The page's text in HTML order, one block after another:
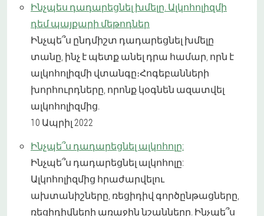
Ինչպես դադարեցնել խմելը. Ալկոհոլիզմի
դեմ պայքարի մեթոդներ
Ինչպե՞ս ընդմիշտ դադարեցնել խմելը
տանը, ինչ է պետք անել դրա համար, որն է
ալկոհոլիզմի վտանգը։Հոգեբանների
խորհուրդները, որոնք կօգնեն ազատվել
ալկոհոլիզմից.
10 Ապրիլ 2022
Ինչպե՞ս դադարեցնել ալկոհոլը:
Ինչպե՞ս դադարեցնել ալկոհոլը:
Ալկոհոլիզմից հրաժարվելու
ախտանիշները, ռեցիդիվ գործընթացները,
ռեցիդիվների առաջին նշանները. Ինչպե՞ս